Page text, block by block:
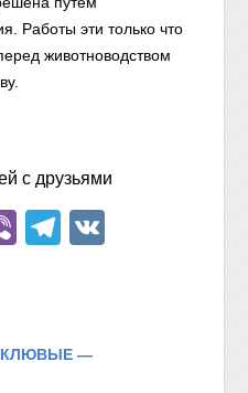
Работы эти только что
животноводством
с друзьями
ViberTelegram
—